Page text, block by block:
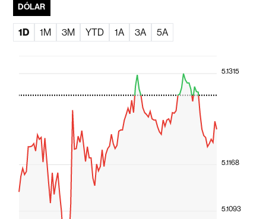
DÓLAR
1D 1M 3M YTD 1A 3A 5A
5.1093
5.1168
5.1315